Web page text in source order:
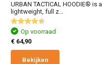
URBAN TACTICAL HOODIE® is a
lightweight, full z...
Op voorraad
€ 64,90
Bekijken